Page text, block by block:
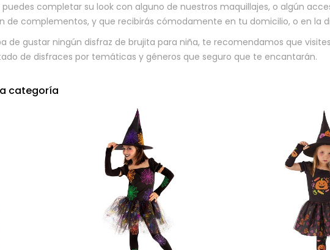
puedes completar su look con alguno de nuestros maquillajes, o algún
de complementos, y que recibirás cómodamente en tu domicilio, o en la
de gustar ningún disfraz de brujita para niña, te recomendamos que
de disfraces por temáticas y géneros que seguro que te encantarán.
categoría